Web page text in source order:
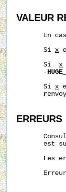
VALEUR
En
       Si
x
       Si
x
       -
       Si
x
ERREURS
est
Les